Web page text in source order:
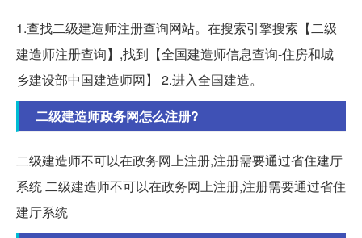
1.查找二级建造师注册查询网站。在搜索引擎搜索【二级
建造师注册查询】,找到【全国建造师信息查询-住房和城
乡建设部中国建造师网】 2.进入全国建造。
二级建造师政务网怎么注册?
二级建造师不可以在政务网上注册,注册需要通过省住建厅
系统 二级建造师不可以在政务网上注册,注册需要通过省住
建厅系统